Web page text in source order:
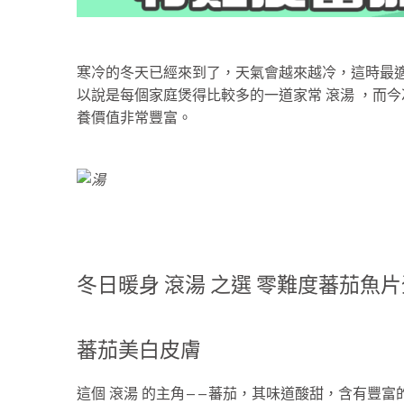
寒冷的冬天已經來到了，天氣會越來越冷，這時
以說是每個家庭煲得比較多的一道家常 滾湯 ，而
養價值非常豐富。
冬日暖身 滾湯 之選 零難度蕃茄魚
蕃茄美白皮膚
這個 滾湯 的主角——蕃茄，其味道酸甜，含有豐富